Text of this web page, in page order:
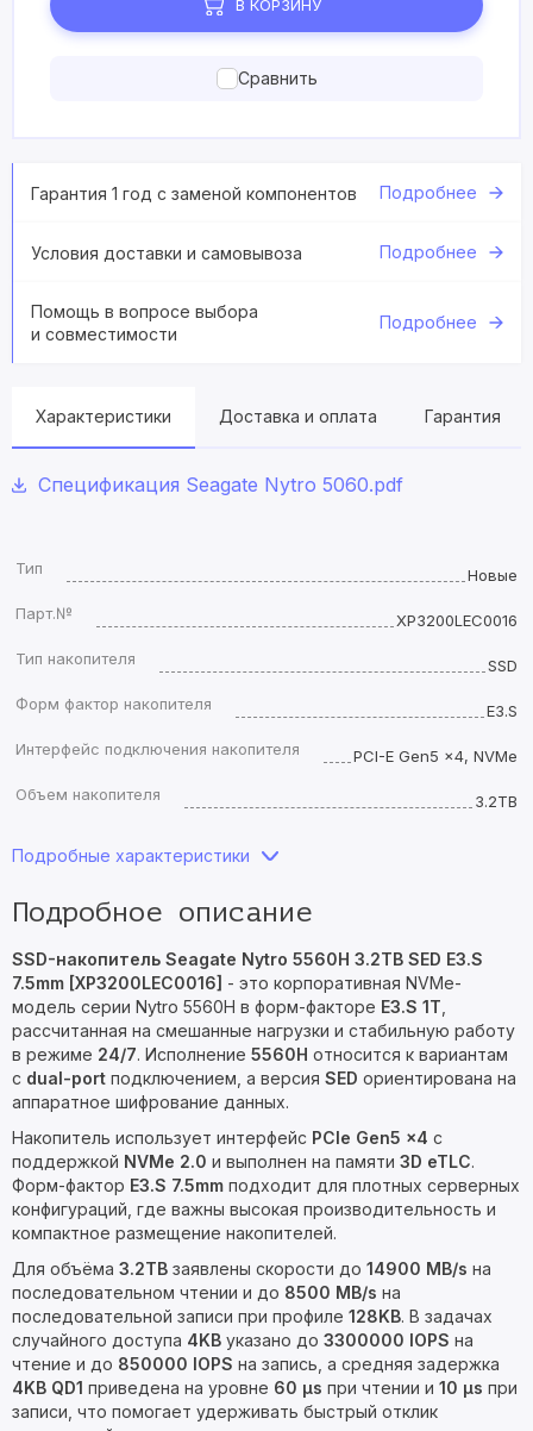
В КОРЗИНУ
Сравнить
Гарантия 1 год с заменой компонентов Подробнее
Условия доставки и самовывоза Подробнее
Помощь в вопросе выбора
и совместимости
Подробнее
Характеристики Доставка и оплата Гарантия
Спецификация Seagate Nytro 5060.pdf
Тип
Новые
Парт.№
XP3200LEC0016
Тип накопителя
SSD
Форм фактор накопителя
E3.S
Интерфейс подключения накопителя
PCI-E Gen5 x4, NVMe
Объем накопителя
3.2TB
Подробные характеристики
Подробное описание
SSD-накопитель Seagate Nytro 5560H 3.2TB SED E3.S
7.5mm [XP3200LEC0016] - это корпоративная NVMe-
модель серии Nytro 5560H в форм-факторе E3.S 1T
рассчитанная на смешанные нагрузки и стабильную работу
в режиме 24/7. Исполнение 5560H относится к вариантам
с dual-port подключением, а версия SED ориентирована на
аппаратное шифрование данных.
Накопитель использует интерфейс PCIe Gen5 x4 с
поддержкой NVMe 2.0 и выполнен на памяти 3D eTLC.
Форм-фактор E3.S 7.5mm подходит для плотных серверных
конфигураций, где важны высокая производительность и
компактное размещение накопителей.
Для объёма 3.2TB заявлены скорости до 14900 MB/s на
последовательном чтении и до 8500 MB/s на
последовательной записи при профиле 128KB. В задачах
случайного доступа 4KB указано до 3300000 IOPS на
чтение и до 850000 IOPS на запись, а средняя задержка
4KB QD1 приведена на уровне 60 µs при чтении и 10 µs при
записи, что помогает удерживать быстрый отклик